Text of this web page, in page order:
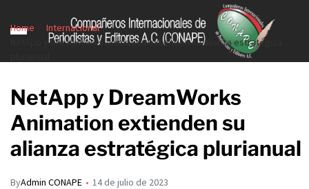
Home
Internacional
NetApp y DreamWorks Animation extienden su alianza estratégica
NetApp y DreamWorks
Animation extienden su
alianza estratégica plurianual
ByAdmin CONAPE 14 de julio de 2023